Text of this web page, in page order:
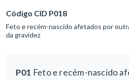
Código CID P018
Feto e recém-nascido afetados por
da gravidez
P01 Feto e recém-nascido